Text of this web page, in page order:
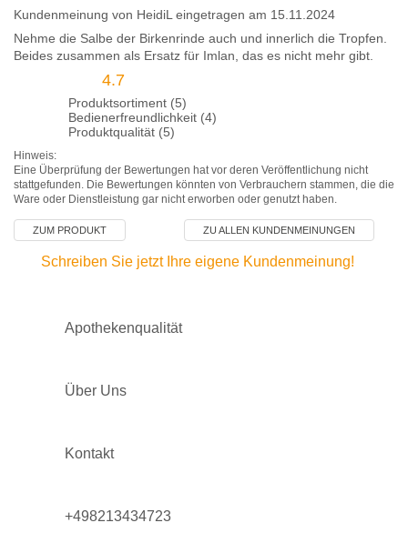
Kundenmeinung von HeidiLeingetragen am 15.11.2024
Nehme die Salbe der Birkenrinde auch und innerlich die Tropfen.
Beides zusammen als Ersatz für Imlan, das es nicht mehr gibt.
4.7
Produktsortiment (5)
Bedienerfreundlichkeit (4)
Produktqualität (5)
Hinweis:
Eine Überprüfung der Bewertungen hat vor deren Veröffentlichung nicht
stattgefunden. Die Bewertungen könnten von Verbrauchern stammen, die die
Ware oder Dienstleistung gar nicht erworben oder genutzt haben.
ZUM PRODUKT ZU ALLEN KUNDENMEINUNGEN
Schreiben Sie jetzt Ihre eigene Kundenmeinung!
Apothekenqualität
Über Uns
Kontakt
+498213434723